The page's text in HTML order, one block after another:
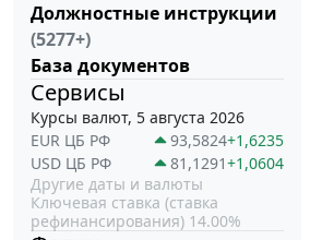
Должностные инструкции
(5277+)
База документов
Сервисы
Курсы валют, 5 августа 2026
EUR ЦБ РФ
93,5824+1,6235
USD ЦБ РФ
81,1291+1,0604
Другие даты и валюты
Ключевая ставка (ставка
рефинансирования) 14.00%